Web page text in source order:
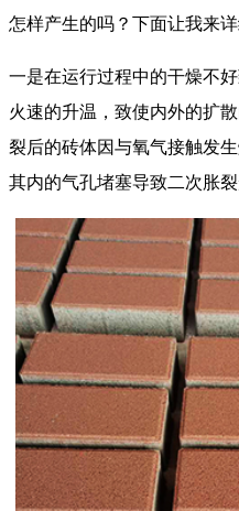
怎样产生的吗？下面让我来详
一是在运行过程中的干燥不
火速的升温，致使内外的扩
裂后的砖体因与氧气接触发
其内的气孔堵塞导致二次胀裂